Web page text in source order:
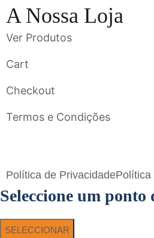
A Nossa Loja
Ver Produtos
Cart
Checkout
Termos e Condições
Política de PrivacidadePolítica
Seleccione um ponto
SELECCIONAR